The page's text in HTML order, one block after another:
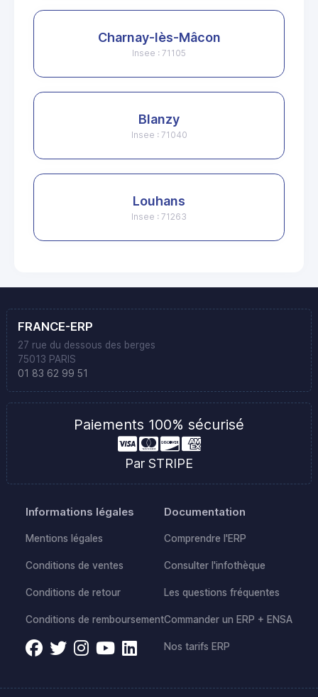
Charnay-lès-Mâcon
Insee : 71105
Blanzy
Insee : 71040
Louhans
Insee : 71263
FRANCE-ERP
27 rue du dessous des berges
75013 PARIS
01 83 62 99 51
Paiements 100% sécurisé
Par STRIPE
Informations légales
Mentions légales
Conditions de ventes
Conditions de retour
Conditions de remboursement
Documentation
Comprendre l'ERP
Consulter l'infothèque
Les questions fréquentes
Commander un ERP + ENSA
Nos tarifs ERP